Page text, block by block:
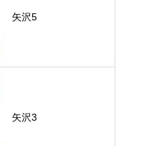
矢沢5
矢沢3